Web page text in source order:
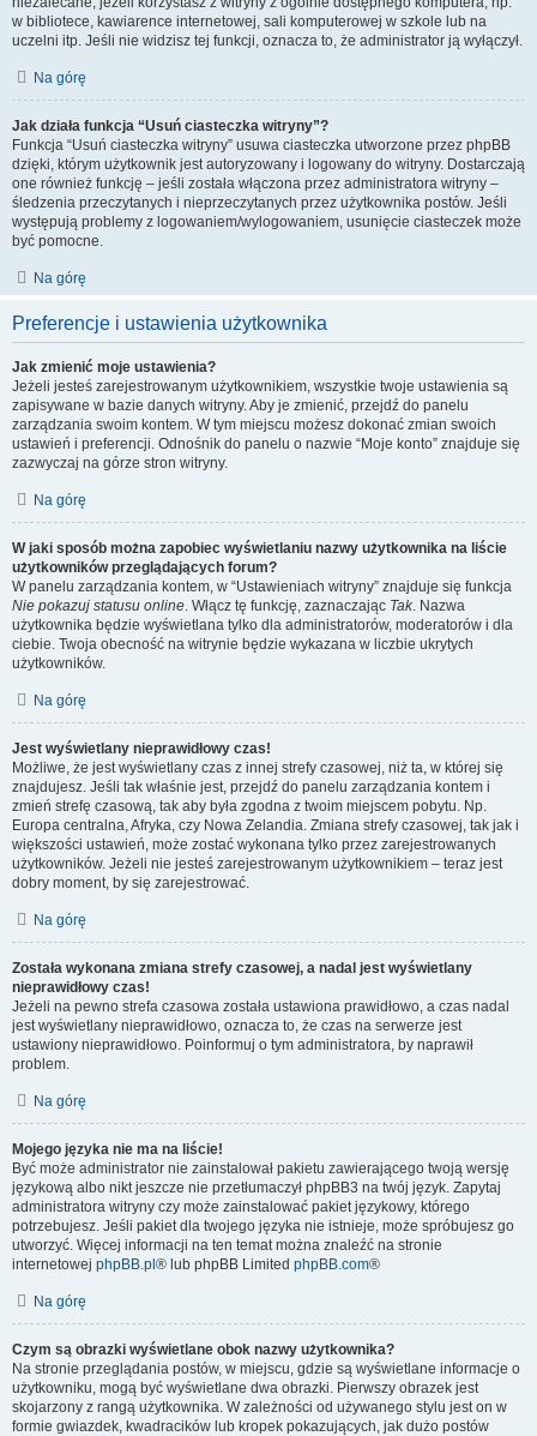
w bibliotece, kawiarence internetowej, sali komputerowej w szkole lub na
uczelni itp. Jeśli nie widzisz tej funkcji, oznacza to, że administrator ją wyłączył.
Na górę
Jak działa funkcja “Usuń ciasteczka witryny”?
Funkcja “Usuń ciasteczka witryny” usuwa ciasteczka utworzone przez phpBB
dzięki, którym użytkownik jest autoryzowany i logowany do witryny. Dostarczają
one również funkcję – jeśli została włączona przez administratora witryny –
śledzenia przeczytanych i nieprzeczytanych przez użytkownika postów. Jeśli
występują problemy z logowaniem/wylogowaniem, usunięcie ciasteczek może
być pomocne.
Na górę
Preferencje i ustawienia użytkownika
Jak zmienić moje ustawienia?
Jeżeli jesteś zarejestrowanym użytkownikiem, wszystkie twoje ustawienia są
zapisywane w bazie danych witryny. Aby je zmienić, przejdź do panelu
zarządzania swoim kontem. W tym miejscu możesz dokonać zmian swoich
ustawień i preferencji. Odnośnik do panelu o nazwie “Moje konto” znajduje się
zazwyczaj na górze stron witryny.
Na górę
W jaki sposób można zapobiec wyświetlaniu nazwy użytkownika na liście
użytkowników przeglądających forum?
W panelu zarządzania kontem, w “Ustawieniach witryny” znajduje się funkcja
Nie pokazuj statusu online. Włącz tę funkcję, zaznaczając Tak. Nazwa
użytkownika będzie wyświetlana tylko dla administratorów, moderatorów i dla
ciebie. Twoja obecność na witrynie będzie wykazana w liczbie ukrytych
użytkowników.
Na górę
Jest wyświetlany nieprawidłowy czas!
Możliwe, że jest wyświetlany czas z innej strefy czasowej, niż ta, w której się
znajdujesz. Jeśli tak właśnie jest, przejdź do panelu zarządzania kontem i
zmień strefę czasową, tak aby była zgodna z twoim miejscem pobytu. Np.
Europa centralna, Afryka, czy Nowa Zelandia. Zmiana strefy czasowej, tak jak i
większości ustawień, może zostać wykonana tylko przez zarejestrowanych
użytkowników. Jeżeli nie jesteś zarejestrowanym użytkownikiem – teraz jest
dobry moment, by się zarejestrować.
Na górę
Została wykonana zmiana strefy czasowej, a nadal jest wyświetlany
nieprawidłowy czas!
Jeżeli na pewno strefa czasowa została ustawiona prawidłowo, a czas nadal
jest wyświetlany nieprawidłowo, oznacza to, że czas na serwerze jest
ustawiony nieprawidłowo. Poinformuj o tym administratora, by naprawił
problem.
Na górę
Mojego języka nie ma na liście!
Być może administrator nie zainstalował pakietu zawierającego twoją wersję
językową albo nikt jeszcze nie przetłumaczył phpBB3 na twój język. Zapytaj
administratora witryny czy może zainstalować pakiet językowy, którego
potrzebujesz. Jeśli pakiet dla twojego języka nie istnieje, może spróbujesz go
utworzyć. Więcej informacji na ten temat można znaleźć na stronie
internetowej phpBB.pl ® lub phpBB Limited phpBB.com®
Na górę
Czym są obrazki wyświetlane obok nazwy użytkownika?
Na stronie przeglądania postów, w miejscu, gdzie są wyświetlane informacje o
użytkowniku, mogą być wyświetlane dwa obrazki. Pierwszy obrazek jest
skojarzony z rangą użytkownika. W zależności od używanego stylu jest on w
formie gwiazdek, kwadracików lub kropek pokazujących, jak dużo postów